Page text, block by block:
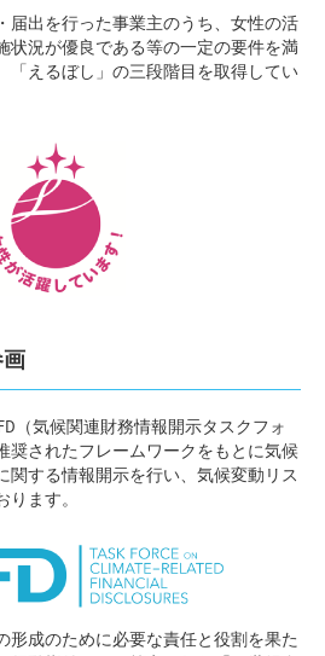
届出を行った事業主のうち、女性の活
状況が優良である等の一定の要件を満
「えるぼし」の三段階目を取得してい
（気候関連財務情報開示タスクフォ
奨されたフレームワークをもとに気候
関する情報開示を行い、気候変動リス
ます。
形成のために必要な責任と役割を果た